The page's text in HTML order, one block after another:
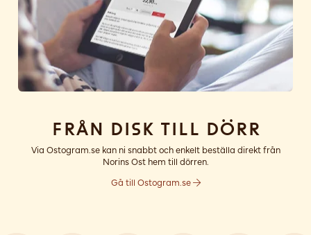
Från disk till dörr
Via Ostogram.se kan ni snabbt och enkelt beställa direkt från
Norins Ost hem till dörren.
Gå till Ostogram.se